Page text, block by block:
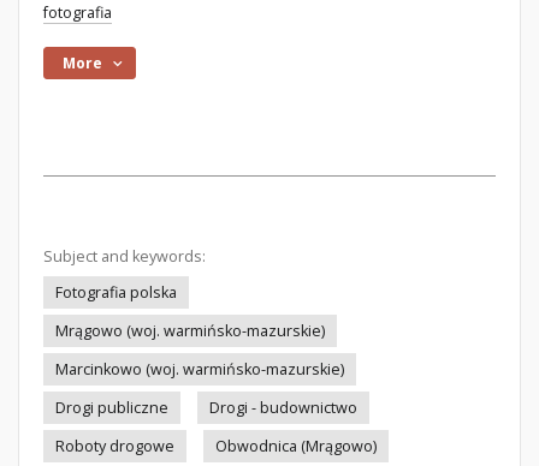
fotografia
More
Subject and keywords:
Fotografia polska
Mrągowo (woj. warmińsko-mazurskie)
Marcinkowo (woj. warmińsko-mazurskie)
Drogi publiczne
Drogi - budownictwo
Roboty drogowe
Obwodnica (Mrągowo)